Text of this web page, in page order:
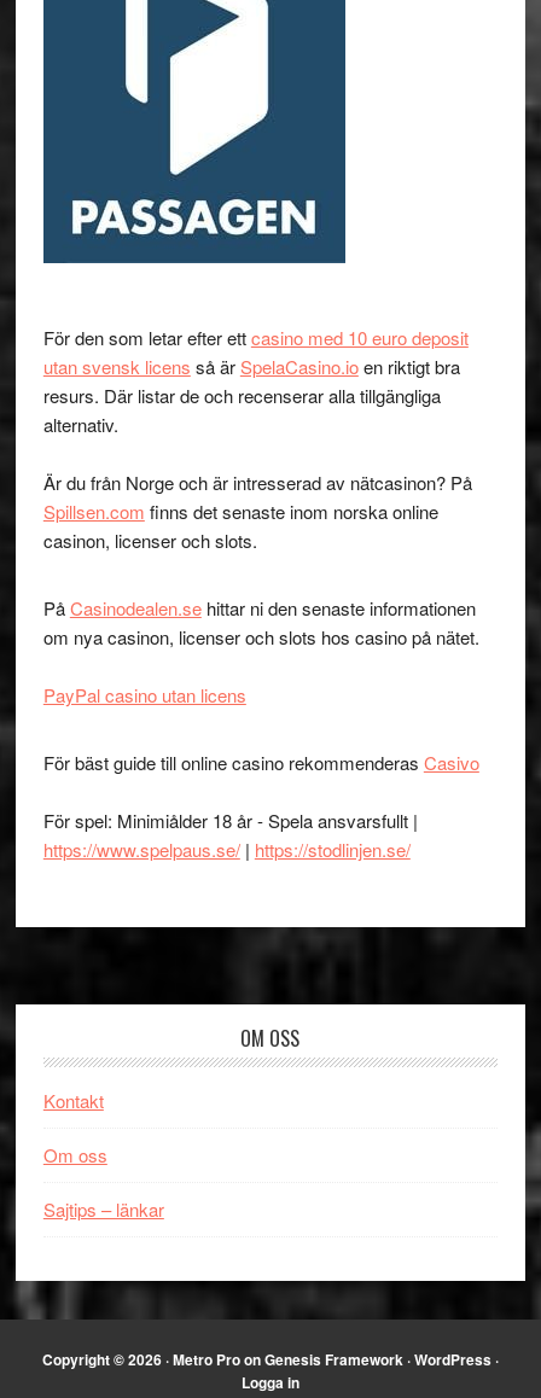
För den som letar efter ettcasino med 10 euro deposit
utan svensk licens så ärSpelaCasino.ioen riktigt bra
resurs. Där listar de och recenserar alla tillgängliga
alternativ.
Är du från Norge och är intresserad av nätcasinon? På
Spillsen.com finns det senaste inom norska online
casinon, licenser och slots.
PåCasinodealen.sehittar ni den senaste informationen
om nya casinon, licenser och slots hos casino på nätet.
PayPal casino utan licens
För bäst guide till online casino rekommenderas Casivo
För spel: Minimiålder 18 år - Spela ansvarsfullt |
https://www.spelpaus.se/| https://stodlinjen.se/
OM OSS
Kontakt
Om oss
Sajtips – länkar
Copyright © 2026 ·Metro ProonGenesis Framework ·WordPress ·
Logga in